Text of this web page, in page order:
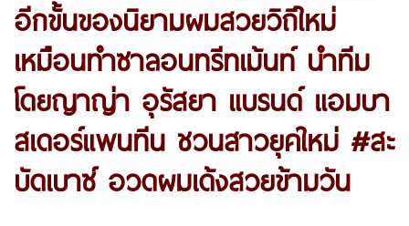
อีกขั้นของนิยามผมสวยวิถีใหม่
เหมือนทำซาลอนทรีทเม้นท์ นำทีม
โดยญาญ่า อุรัสยา แบรนด์ แอมบา
สเดอร์แพนทีน ชวนสาวยุคใหม่ #สะ
บัดเบาซ์ อวดผมเด้งสวยข้ามวัน